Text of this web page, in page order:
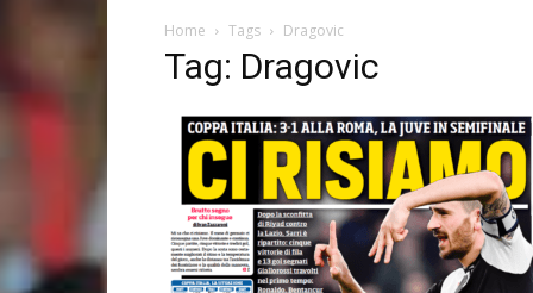
Home Tags Dragovic
Tag: Dragovic